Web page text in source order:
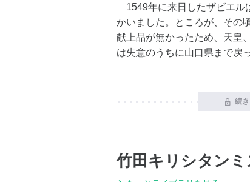
1549年に来日したザビエル
かいました。ところが、その
献上品が無かったため、天皇
は失意のうちに山口県まで戻
続
竹田キリシタン